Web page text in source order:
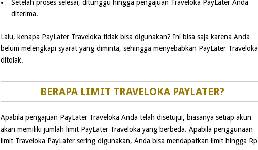
Setelah proses selesai, ditunggu hingga pengajuan Traveloka PayLater Anda
diterima.
Lalu, kenapa PayLater Traveloka tidak bisa digunakan? Ini bisa saja karena Anda
belum melengkapi syarat yang diminta, sehingga menyebabkan PayLater Traveloka
ditolak.
BERAPA LIMIT TRAVELOKA PAYLATER?
Apabila pengajuan PayLater Traveloka Anda telah disetujui, biasanya setiap akun
akan memiliki jumlah limit PayLater Traveloka yang berbeda. Apabila penggunaan
limit Traveloka PayLater sering digunakan, Anda bisa mendapatkan limit hingga Rp